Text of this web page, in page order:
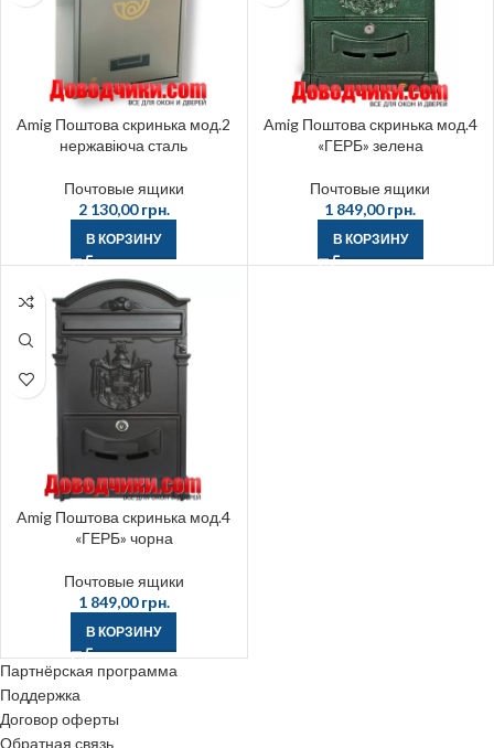
Amig Поштова скринька мод.2
нержавіюча сталь
Почтовые ящики
2 130,00грн.
В КОРЗИНУ
Amig Поштова скринька мод.4
«ГЕРБ» зелена
Почтовые ящики
1 849,00грн.
В КОРЗИНУ
Amig Поштова скринька мод.4
«ГЕРБ» чорна
Почтовые ящики
1 849,00грн.
В КОРЗИНУ
Партнёрская программа
Поддержка
Договор оферты
Обратная связь